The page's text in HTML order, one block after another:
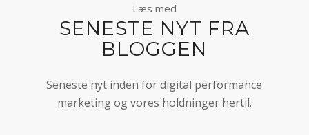
Læs med
SENESTE NYT FRA
BLOGGEN
Seneste nyt inden for digital performance
marketing og vores holdninger hertil.